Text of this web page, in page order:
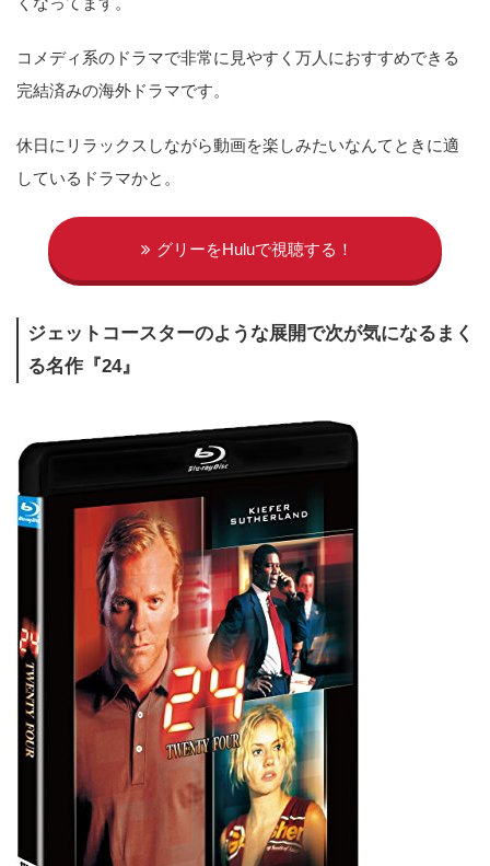
コメディ系のドラマで非常に見やすく万人におすすめできる
完結済みの海外ドラマです。
休日にリラックスしながら動画を楽しみたいなんてときに適
しているドラマかと。
グリーをHuluで視聴する！
ジェットコースターのような展開で次が気になるまく
る名作『24』